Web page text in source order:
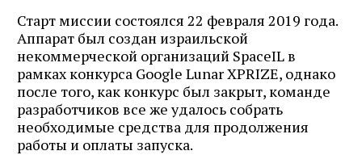
Старт миссии состоялся 22 февраля 2019 года.
Аппарат был создан израильской
некоммерческой организаций SpaceIL в
рамках конкурса Google Lunar XPRIZE, однако
после того, как конкурс был закрыт, команде
разработчиков все же удалось собрать
необходимые средства для продолжения
работы и оплаты запуска.